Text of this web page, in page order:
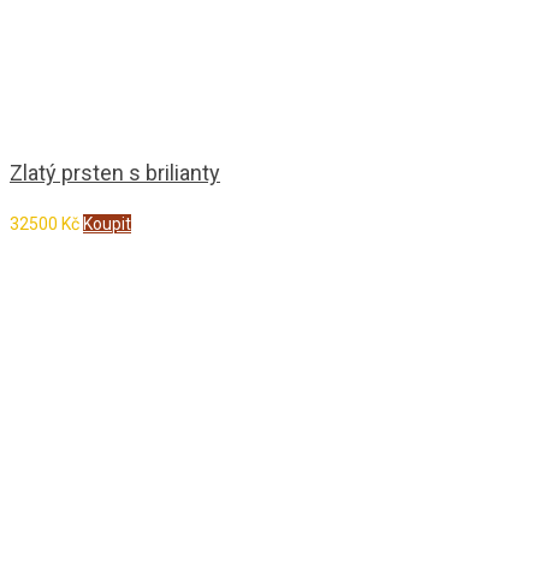
Zlatý prsten s brilianty
32500 Kč Koupit